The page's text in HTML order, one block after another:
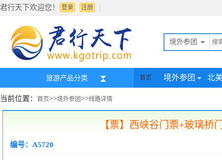
君行天下欢迎您！ 登录 |
注册
境外参团
旅游产品分类 首页 境外参团 北
当前位置： 首页>>境外参团>>线路详情
【票】西峡谷门票+玻璃桥
编号：A5720